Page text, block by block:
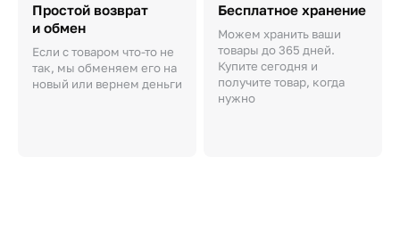
Простой возврат
и обмен
Если с товаром что-то не
так, мы обменяем его на
новый или вернем деньги
Бесплатное хранение
Можем хранить ваши
товары до 365 дней.
Купите сегодня и
получите товар, когда
нужно